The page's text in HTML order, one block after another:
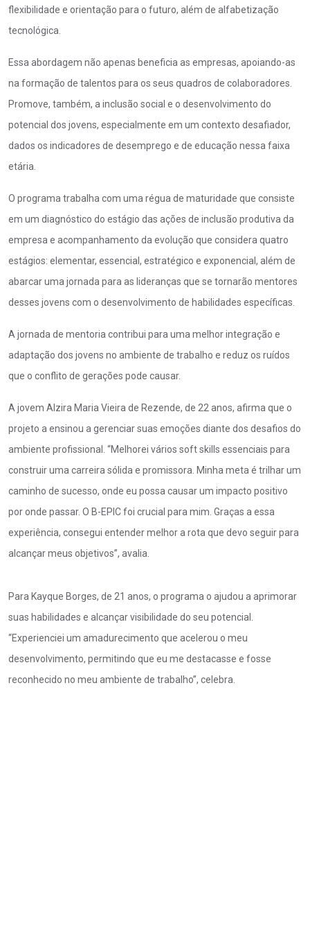
flexibilidade e orientação para o futuro, além de alfabetização
tecnológica.
Essa abordagem não apenas beneficia as empresas, apoiando-as
na formação de talentos para os seus quadros de colaboradores.
Promove, também, a inclusão social e o desenvolvimento do
potencial dos jovens, especialmente em um contexto desafiador,
dados os indicadores de desemprego e de educação nessa faixa
etária.
O programa trabalha com uma régua de maturidade que consiste
em um diagnóstico do estágio das ações de inclusão produtiva da
empresa e acompanhamento da evolução que considera quatro
estágios: elementar, essencial, estratégico e exponencial, além de
abarcar uma jornada para as lideranças que se tornarão mentores
desses jovens com o desenvolvimento de habilidades específicas.
A jornada de mentoria contribui para uma melhor integração e
adaptação dos jovens no ambiente de trabalho e reduz os ruídos
que o conflito de gerações pode causar.
A jovem Alzira Maria Vieira de Rezende, de 22 anos, afirma que o
projeto a ensinou a gerenciar suas emoções diante dos desafios do
ambiente profissional. “Melhorei vários soft skills essenciais para
construir uma carreira sólida e promissora. Minha meta é trilhar um
caminho de sucesso, onde eu possa causar um impacto positivo
por onde passar. O B-EPIC foi crucial para mim. Graças a essa
experiência, consegui entender melhor a rota que devo seguir para
alcançar meus objetivos”, avalia.
Para Kayque Borges, de 21 anos, o programa o ajudou a aprimorar
suas habilidades e alcançar visibilidade do seu potencial.
“Experienciei um amadurecimento que acelerou o meu
desenvolvimento, permitindo que eu me destacasse e fosse
reconhecido no meu ambiente de trabalho”, celebra.